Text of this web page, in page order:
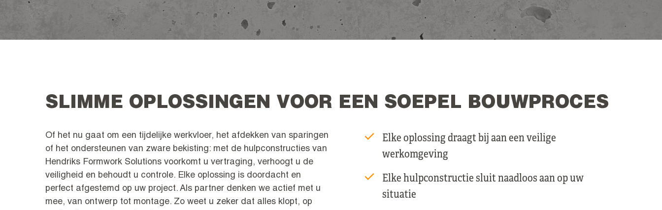
SLIMME OPLOSSINGEN VOOR EEN SOEPEL BOUWPROCES
Of het nu gaat om een tijdelijke werkvloer, het afdekken van sparingen
of het ondersteunen van zware bekisting: met de hulpconstructies van
Hendriks Formwork Solutions voorkomt u vertraging, verhoogt u de
veiligheid en behoudt u controle. Elke oplossing is doordacht en
perfect afgestemd op uw project. Als partner denken we actief met u
mee, van ontwerp tot montage. Zo weet u zeker dat alles klopt, op
Elke oplossing draagt bij aan een veilige
werkomgeving
Elke hulpconstructie sluit naadloos aan op uw
situatie